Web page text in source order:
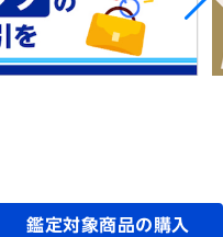
鑑定対象商品の購入